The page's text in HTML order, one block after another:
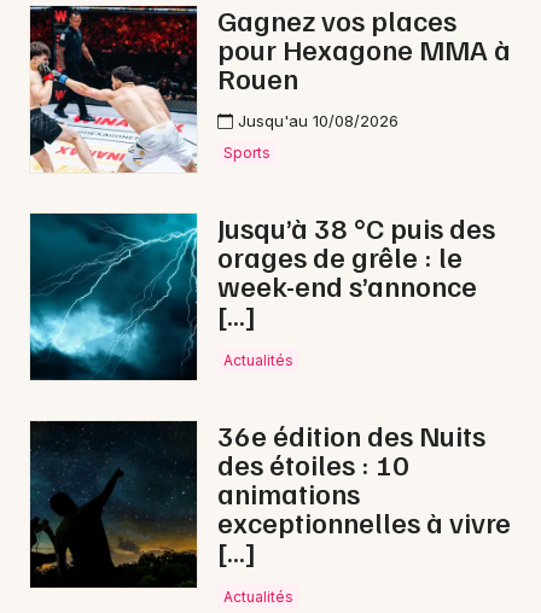
Cinéma en Basse-Normandie
Cinéma en Normandie
Newsletter des sorties
Artistes en tournée
Actus à Vire Normandie
Magazine à Vire Normandie
Gagnez vos places
pour Hexagone MMA à
Rouen
Jusqu'au 10/08/2026
Sports
Jusqu’à 38 °C puis des
orages de grêle : le
week-end s’annonce
[…]
Actualités
36e édition des Nuits
des étoiles : 10
animations
exceptionnelles à vivre
[…]
Actualités